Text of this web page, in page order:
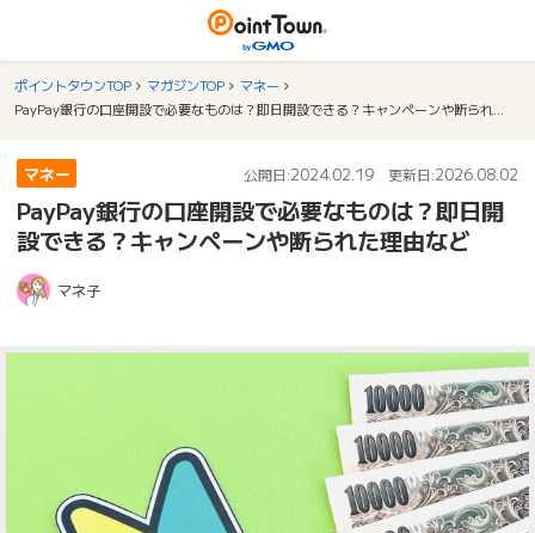
ポイントタウンTOP マガジンTOP
マネー
マネー 公開日:2024.02.19 更新日:2026.08.02
PayPay銀行の口座開設で必要なものは？即日開
設できる？キャンペーンや断られた理由など
マネ子